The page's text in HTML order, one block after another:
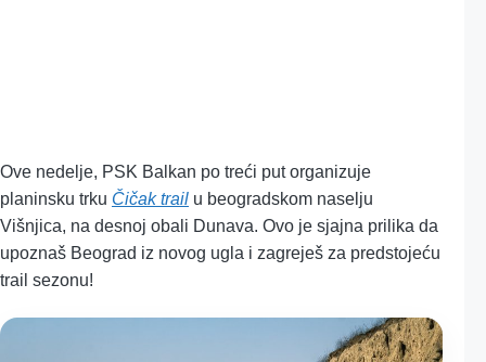
Ove nedelje, PSK Balkan po treći put organizuje
planinsku trku Čičak trail u beogradskom naselju
Višnjica, na desnoj obali Dunava. Ovo je sjajna prilika da
upoznaš Beograd iz novog ugla i zagreješ za predstojeću
trail sezonu!